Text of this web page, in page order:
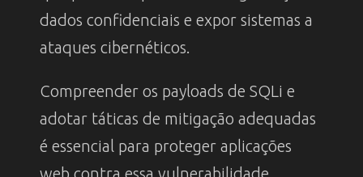
dados confidenciais e expor sistemas a
ataques cibernéticos.
Compreender os payloads de SQLi e
adotar táticas de mitigação adequadas
é essencial para proteger aplicações
web contra essa vulnerabilidade.